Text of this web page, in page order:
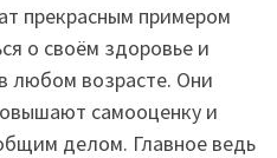
прекрасным примером
о своём здоровье и
любом возрасте. Они
самооценку и
делом. Главное ведь